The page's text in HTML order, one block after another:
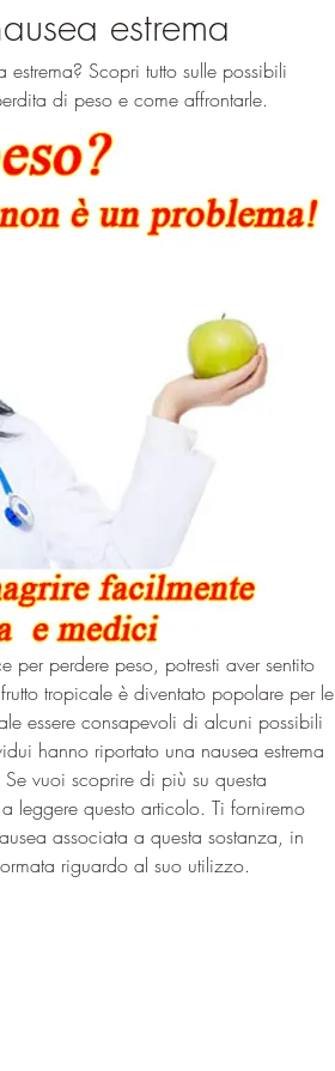
estrema
Scopri tutto sulle possibili
di peso e come affrontarle.
perdere peso, potresti aver sentito
tropicale è diventato popolare per le
essere consapevoli di alcuni possibili
hanno riportato una nausea estrema
vuoi scoprire di più su questa
leggere questo articolo. Ti forniremo
associata a questa sostanza, in
riguardo al suo utilizzo.